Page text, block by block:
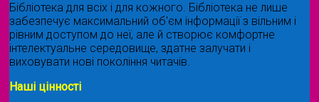
Бібліотека для всіх і для кожного. Бібліотека не лише
забезпечує максимальний об'єм інформації з вільним і
рівним доступом до неї, але й створює комфортне
інтелектуальне середовище, здатне залучати і
виховувати нові покоління читачів.
Наші цінності